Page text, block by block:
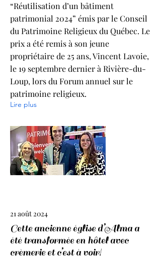
“Réutilisation d’un bâtiment
patrimonial 2024” émis par le Conseil
du Patrimoine Religieux du Québec. Le
prix a été remis à son jeune
propriétaire de 25 ans, Vincent Lavoie,
le 19 septembre dernier à Rivière-du-
Loup, lors du Forum annuel sur le
patrimoine religieux.
Lire plus
21 août 2024
Cette ancienne église d’Alma a
été transformée en hôtel avec
crèmerie et c’est à voir!